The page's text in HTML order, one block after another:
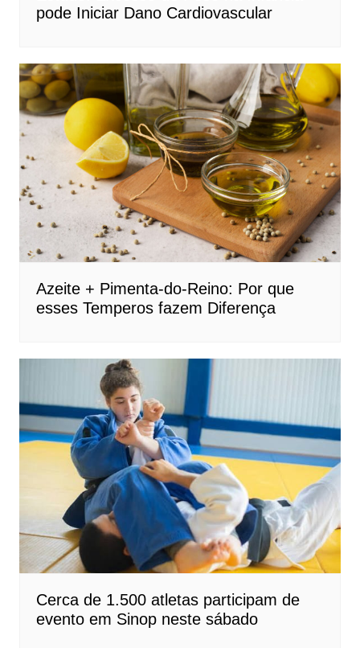
pode Iniciar Dano Cardiovascular
Azeite + Pimenta-do-Reino: Por que
esses Temperos fazem Diferença
Cerca de 1.500 atletas participam de
evento em Sinop neste sábado